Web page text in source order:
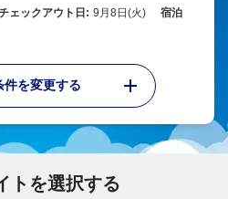
ェックアウト日: 9月8日(火)
宿泊
件を変更する
トを選択する